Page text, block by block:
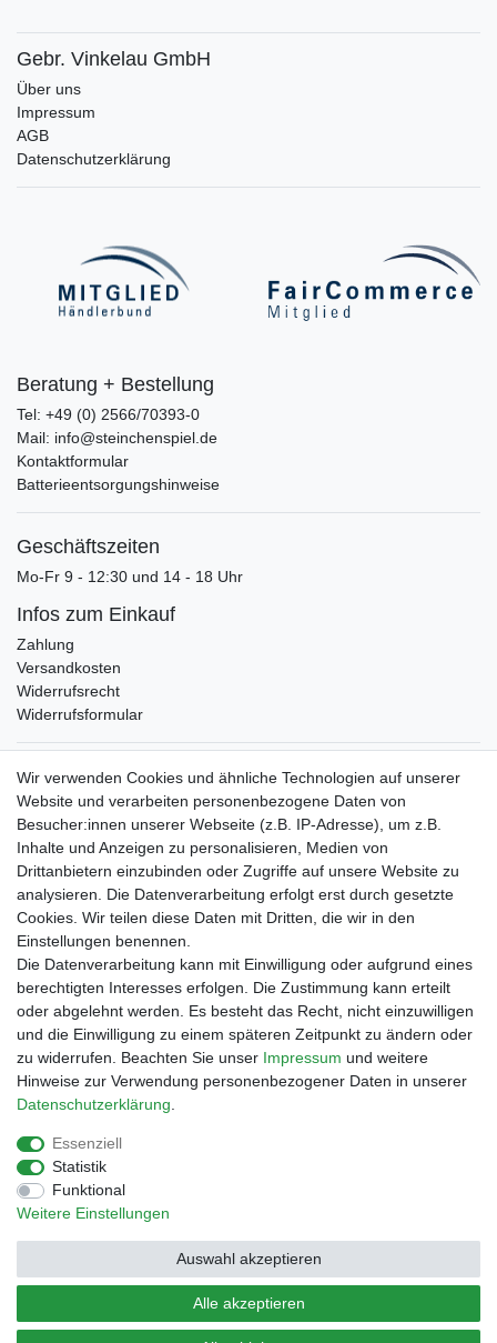
Gebr. Vinkelau GmbH
Über uns
Impressum
AGB
Datenschutzerklärung
Beratung + Bestellung
Tel: +49 (0) 2566/70393-0
Mail: info@steinchenspiel.de
Kontaktformular
Batterieentsorgungshinweise
Geschäftszeiten
Mo-Fr 9 - 12:30 und 14 - 18 Uhr
Infos zum Einkauf
Zahlung
Versandkosten
Widerrufsrecht
Widerrufsformular
Verpackungslizenz
bei der Landbell AG
Zahlungsarten
Vorabüberweisung
Rechnungskauf
Zahlung bei Abholung
PayPal (inkl. Kreditkarten)
Impressum
Barrierefreiheitserklärung
Vertrag widerrufen Kontakt
Wir verwenden Cookies und ähnliche Technologien auf unserer
Website und verarbeiten personenbezogene Daten von
Besucher:innen unserer Webseite (z.B. IP-Adresse), um z.B.
Inhalte und Anzeigen zu personalisieren, Medien von
Drittanbietern einzubinden oder Zugriffe auf unsere Website zu
analysieren. Die Datenverarbeitung erfolgt erst durch gesetzte
Cookies. Wir teilen diese Daten mit Dritten, die wir in den
Einstellungen benennen.
Die Datenverarbeitung kann mit Einwilligung oder aufgrund eines
berechtigten Interesses erfolgen. Die Zustimmung kann erteilt
oder abgelehnt werden. Es besteht das Recht, nicht einzuwilligen
und die Einwilligung zu einem späteren Zeitpunkt zu ändern oder
zu widerrufen. Beachten Sie unser Impressum und weitere
Hinweise zur Verwendung personenbezogener Daten in unserer
Daten­schutz­erklärung
Essenziell
Statistik
Funktional
Weitere Einstellungen
Alle akzeptieren
Auswahl akzeptieren